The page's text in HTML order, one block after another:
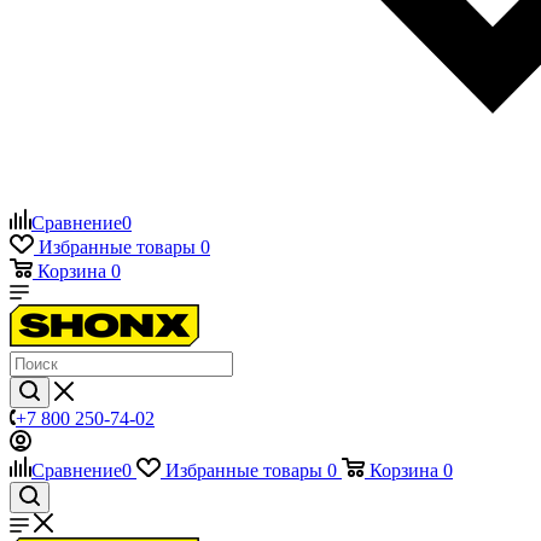
Сравнение0
Избранные товары 0
Корзина 0
+7 800 250-74-02
Сравнение0 Избранные товары 0 Корзина 0